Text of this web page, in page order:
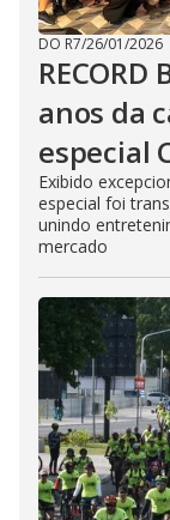
DO R7/26/01/2026
anos da
especial
Exibido
especial foi
unindo
mercado